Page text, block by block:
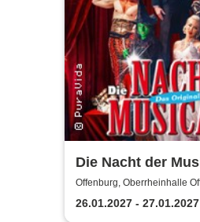
Die Nacht der
erfolgreichste
aller Zeiten
Offenburg, Oberrheinhalle
26.01.2027 - 27.01.2027